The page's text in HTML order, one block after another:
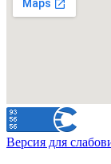
Версия для